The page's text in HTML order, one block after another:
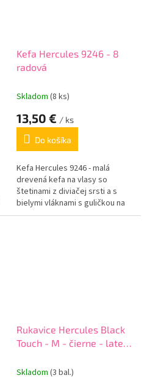
Kefa Hercules 9246 - 8
radová
Skladom (8 ks)
13,50 € / ks
Do košíka
Kefa Hercules 9246 - malá
drevená kefa na vlasy so
štetinami z diviačej srsti a s
bielymi vláknami s guličkou na
konci. 8 radov štetín
Rukavice Hercules Black
Touch - M - čierne - latex -
Skladom (3 bal.)